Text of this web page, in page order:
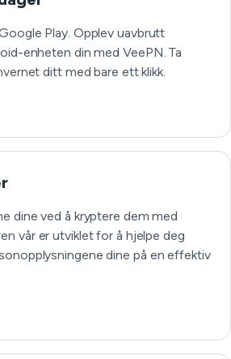
Play. Opplev uavbrutt
enheten din med VeePN. Ta
ditt med bare ett klikk.
dine ved å kryptere dem med
vår er utviklet for å hjelpe deg
dine på en effektiv